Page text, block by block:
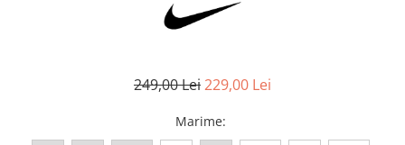
249,00 Lei229,00 Lei
Marime: